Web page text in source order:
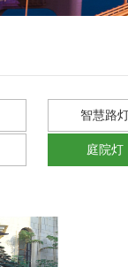
智慧路
庭院灯